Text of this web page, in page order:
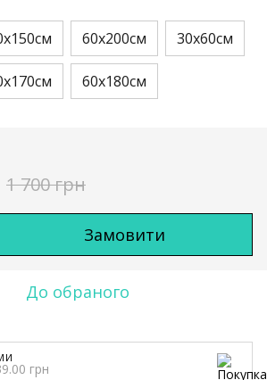
60х200см 30х60см
60х180см
1 700 грн
Замовити
До обраного
грн